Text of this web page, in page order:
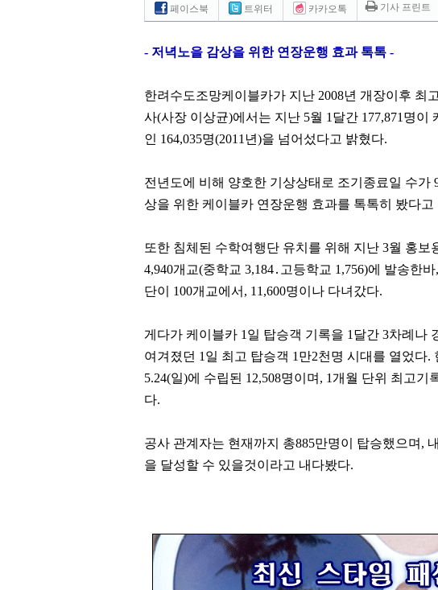
페이스북 트위터 카카오톡 기사 프린트
- 저녁노을 감상을 위한 연장운행 효과 톡톡 -
한려수도조망케이블카가 지난 2008년 개장이후 최
사(사장 이상균)에서는 지난 5월 1 달간 177,871 명이
인 164,035명(2011 년)을 넘어섰다고 밝혔다.
전년도에 비해 양호한 기상상태로 조기종료일 수가
상을 위한 케이블카 연장운행 효과를 톡톡히 봤다
또한 침체된 수학여행단 유치를 위해 지난 3월 홍보
4,940개교(중학교 3,184․ 고등학교 1,756)에 발송한바,
단이 100개교에서 , 11,600명이나 다녀갔다.
게다가 케이블카 1 일 탑승객 기록을 1 달간 3차례나
여겨졌던 1 일 최고 탑승객 1 만2천명 시대를 열었다.
5.24(일)에 수립된 12,508명이며 , 1개월 단위 최고기
다.
공사 관계자는 현재까지 총885만명이 탑승했으며 ,
을 달성할 수 있을것이라고 내다봤다.